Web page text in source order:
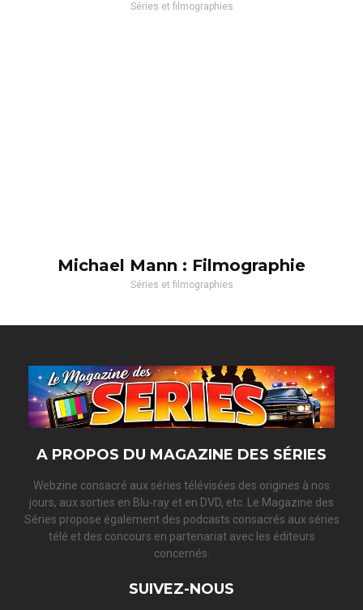
Séries et filmographies
Michael Mann : Filmographie
Séries et filmographies
A PROPOS DU MAGAZINE DES SÉRIES
Webzine consacré aux séries télévisées des origines à nos
jours, aux sorties en Blu-ray et en DVD, etc. Le Magazine des
Séries propose également des podcasts consacrés aux séries
télé et des concours en partenariat avec les éditeurs
concernés.
SUIVEZ-NOUS